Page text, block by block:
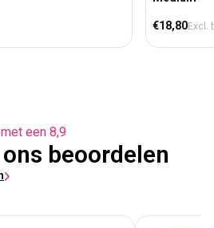
Normale
€18,80Excl.
een 8,9
beoordelen